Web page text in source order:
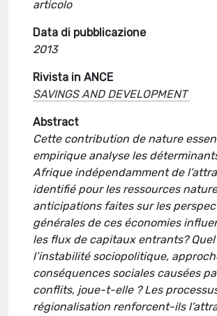
articolo
Data di pubblicazione
2013
Rivista in ANCE
SAVINGS AND DEVELOPMENT
Abstract
Cette contribution de nature
empirique analyse les
Afrique indépendamment de
identifié pour les ressources
anticipations faites sur les
générales de ces économies
les flux de capitaux entrants? Quel
l’instabilité sociopolitique,
conséquences sociales causées
conflits, joue-t-elle ? Les
régionalisation renforcent-ils